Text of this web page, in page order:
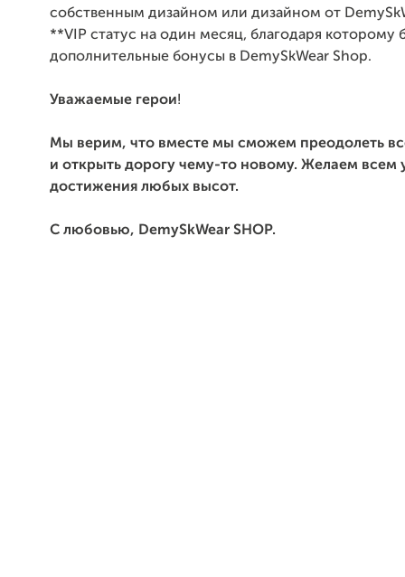
собственным дизайном или дизайном от
**VIP статус на один месяц, благодаря которому
дополнительные бонусы в DemySkWear Shop.
Уважаемые герои!
Мы верим, что вместе мы сможем преодолеть
и открыть дорогу чему-то новому. Желаем всем
достижения любых высот.
С любовью, DemySkWear SHOP.